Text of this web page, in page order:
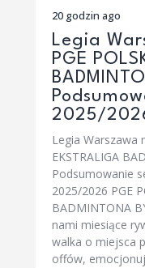
20 godzin ago
Legia
PGE
2025/
Legia Warszawa
EKSTRALIGA
Podsumowanie
2025/2026 PGE
BADMINTONA
nami miesiące
walka o miejsca
offów,